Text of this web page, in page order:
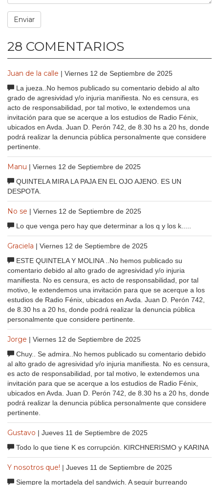
28 COMENTARIOS
Juan de la calle | Viernes 12 de Septiembre de 2025
La jueza..No hemos publicado su comentario debido al alto
grado de agresividad y/o injuria manifiesta. No es censura, es
acto de responsabilidad, por tal motivo, le extendemos una
invitación para que se acerque a los estudios de Radio Fénix,
ubicados en Avda. Juan D. Perón 742, de 8.30 hs a 20 hs, donde
podrá realizar la denuncia pública personalmente que considere
pertinente.
Manu | Viernes 12 de Septiembre de 2025
QUINTELA MIRA LA PAJA EN EL OJO AJENO. ES UN
DESPOTA.
No se | Viernes 12 de Septiembre de 2025
Lo que venga pero hay que determinar a los q y los k.....
Graciela | Viernes 12 de Septiembre de 2025
ESTE QUINTELA Y MOLINA ..No hemos publicado su
comentario debido al alto grado de agresividad y/o injuria
manifiesta. No es censura, es acto de responsabilidad, por tal
motivo, le extendemos una invitación para que se acerque a los
estudios de Radio Fénix, ubicados en Avda. Juan D. Perón 742,
de 8.30 hs a 20 hs, donde podrá realizar la denuncia pública
personalmente que considere pertinente.
Jorge | Viernes 12 de Septiembre de 2025
Chuy.. Se admira..No hemos publicado su comentario debido
al alto grado de agresividad y/o injuria manifiesta. No es censura,
es acto de responsabilidad, por tal motivo, le extendemos una
invitación para que se acerque a los estudios de Radio Fénix,
ubicados en Avda. Juan D. Perón 742, de 8.30 hs a 20 hs, donde
podrá realizar la denuncia pública personalmente que considere
pertinente.
Gustavo | Jueves 11 de Septiembre de 2025
Todo lo que tiene K es corrupción. KIRCHNERISMO y KARINA
Y nosotros que! | Jueves 11 de Septiembre de 2025
Siempre la mortadela del sandwich. A seguir burreando